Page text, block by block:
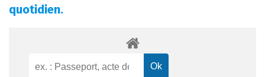
quotidien.